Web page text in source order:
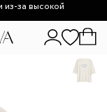
из-за высокой